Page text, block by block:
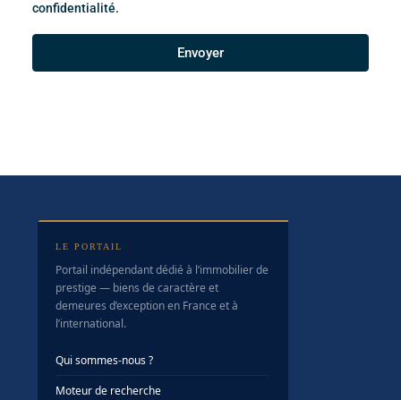
confidentialité.
Envoyer
LE PORTAIL
Portail indépendant dédié à l’immobilier de
prestige — biens de caractère et
demeures d’exception en France et à
l’international.
Qui sommes-nous ?
Moteur de recherche